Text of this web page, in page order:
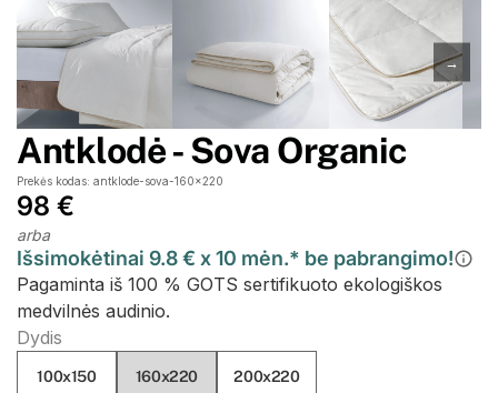
→
Antklodė - Sova Organic
98 €
Prekės kodas: antklode-sova-160x220
arba
Išsimokėtinai 9.8 € x 10 mėn.* be pabrangimo!
Pagaminta iš 100 % GOTS sertifikuoto ekologiškos
medvilnės audinio.
Dydis
100x150 160x220 200x220